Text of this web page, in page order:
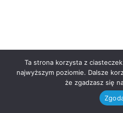
| Powered
Ta strona korzysta z
najwyższym poziomie. Dalsze
że zgadzasz się